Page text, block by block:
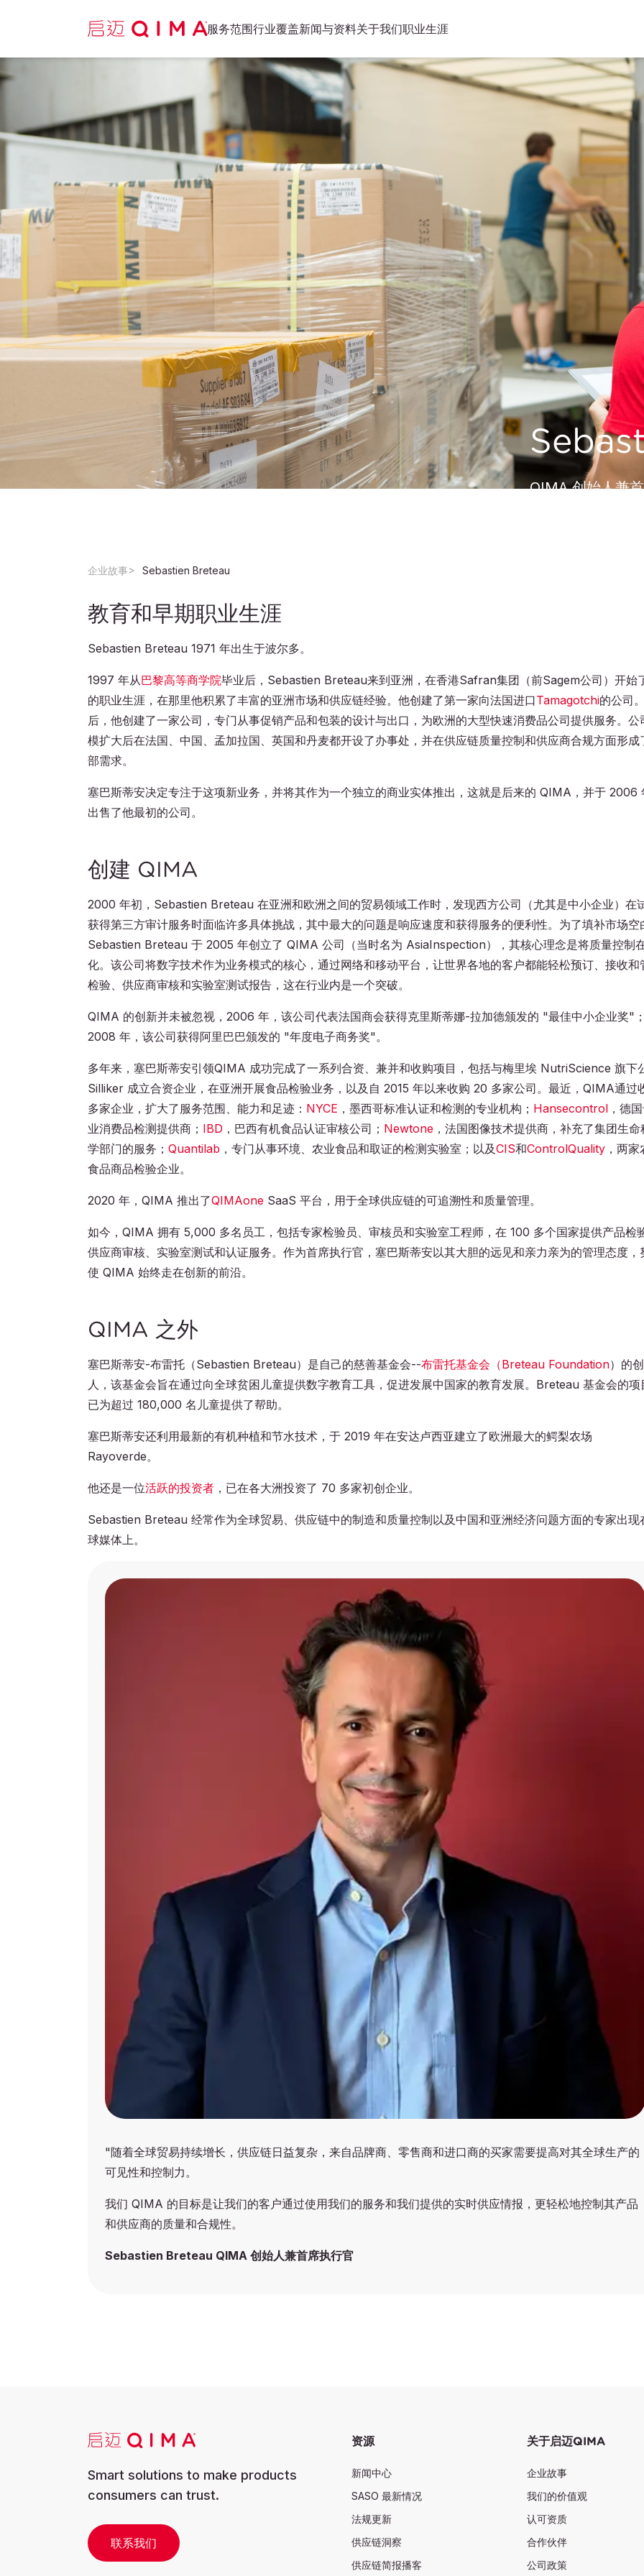
服务范围行业覆盖新闻与资料关于我们职业生涯
QIMA 创始人兼
企业故事 Sebastien Breteau
教育和早期职业生涯
Sebastien Breteau 1971 年出生于波尔多。
1997 年从巴黎高等商学院毕业后，Sebastien Breteau来到亚洲，在香港Safran集团（前Sagem公司）开始
的职业生涯，在那里他积累了丰富的亚洲市场和供应链经验。他创建了第一家向法国进口Tamagotchi的公司
后，他创建了一家公司，专门从事促销产品和包装的设计与出口，为欧洲的大型快速消费品公司提供服务。公
模扩大后在法国、中国、孟加拉国、英国和丹麦都开设了办事处，并在供应链质量控制和供应商合规方面形成
部需求。
塞巴斯蒂安决定专注于这项新业务，并将其作为一个独立的商业实体推出，这就是后来的 QIMA，并于 2006
出售了他最初的公司。
创建 QIMA
2000 年初，Sebastien Breteau 在亚洲和欧洲之间的贸易领域工作时，发现西方公司（尤其是中小企业）在
获得第三方审计服务时面临许多具体挑战，其中最大的问题是响应速度和获得服务的便利性。为了填补市场空
Sebastien Breteau 于 2005 年创立了 QIMA 公司（当时名为 AsiaInspection），其核心理念是将质量控制
化。该公司将数字技术作为业务模式的核心，通过网络和移动平台，让世界各地的客户都能轻松预订、接收和
检验、供应商审核和实验室测试报告，这在行业内是一个突破。
QIMA 的创新并未被忽视，2006 年，该公司代表法国商会获得克里斯蒂娜-拉加德颁发的 "最佳中小企业奖"；
2008 年，该公司获得阿里巴巴颁发的 "年度电子商务奖"。
多年来，塞巴斯蒂安引领QIMA 成功完成了一系列合资、兼并和收购项目，包括与梅里埃 NutriScience 旗下
Silliker 成立合资企业，在亚洲开展食品检验业务，以及自 2015 年以来收购 20 多家公司。最近，QIMA通过
多家企业，扩大了服务范围、能力和足迹： NYCE ，墨西哥标准认证和检测的专业机构； Hansecontrol ，德
业消费品检测提供商； IBD ，巴西有机食品认证审核公司； Newtone ，法国图像技术提供商，补充了集团生命
学部门的服务； Quantilab ，专门从事环境、农业食品和取证的检测实验室；以及CIS和ControlQuality ，两家
食品商品检验企业。
2020 年，QIMA 推出了QIMAone SaaS 平台，用于全球供应链的可追溯性和质量管理。
如今，QIMA 拥有 5,000 多名员工，包括专家检验员、审核员和实验室工程师，在 100 多个国家提供产品检验
供应商审核、实验室测试和认证服务。作为首席执行官，塞巴斯蒂安以其大胆的远见和亲力亲为的管理态度，
使 QIMA 始终走在创新的前沿。
QIMA 之外
塞巴斯蒂安-布雷托（Sebastien Breteau）是自己的慈善基金会--布雷托基金会（Breteau Foundation）的
人，该基金会旨在通过向全球贫困儿童提供数字教育工具，促进发展中国家的教育发展。Breteau 基金会的项
已为超过 180,000 名儿童提供了帮助。
塞巴斯蒂安还利用最新的有机种植和节水技术，于 2019 年在安达卢西亚建立了欧洲最大的鳄梨农场
Rayoverde。
他还是一位活跃的投资者 ，已在各大洲投资了 70 多家初创企业。
Sebastien Breteau 经常作为全球贸易、供应链中的制造和质量控制以及中国和亚洲经济问题方面的专家出现
球媒体上。
"随着全球贸易持续增长，供应链日益复杂，来自品牌商、零售商和进口商的买家需要提高对其全球生产的
可见性和控制力。
我们 QIMA 的目标是让我们的客户通过使用我们的服务和我们提供的实时供应情报，更轻松地控制其产品
和供应商的质量和合规性。
Sebastien Breteau QIMA 创始人兼首席执行官
Smart solutions to make products
consumers can trust.
联系我们
资源
新闻中心
SASO 最新情况
法规更新
供应链洞察
供应链简报播客
关于启迈QIMA
企业故事
我们的价值观
认可资质
合作伙伴
公司政策